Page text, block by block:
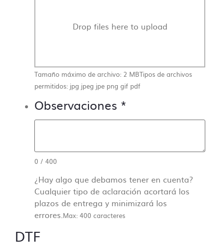
Drop files here to upload
Tamaño máximo de archivo: 2 MBTipos de archivos
permitidos: jpg jpeg jpe png gif pdf
Observaciones *
0 / 400
¿Hay algo que debamos tener en cuenta?
Cualquier tipo de aclaración acortará los
plazos de entrega y minimizará los
errores.Max: 400 caracteres
DTF